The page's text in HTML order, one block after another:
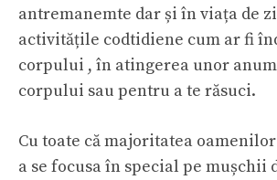
antremanemte dar și în viața de
activitățile codtidiene cum ar fi
corpului , în atingerea unor
corpului sau pentru a te răsuci.
Cu toate că majoritatea
a se focusa în special pe mușchii